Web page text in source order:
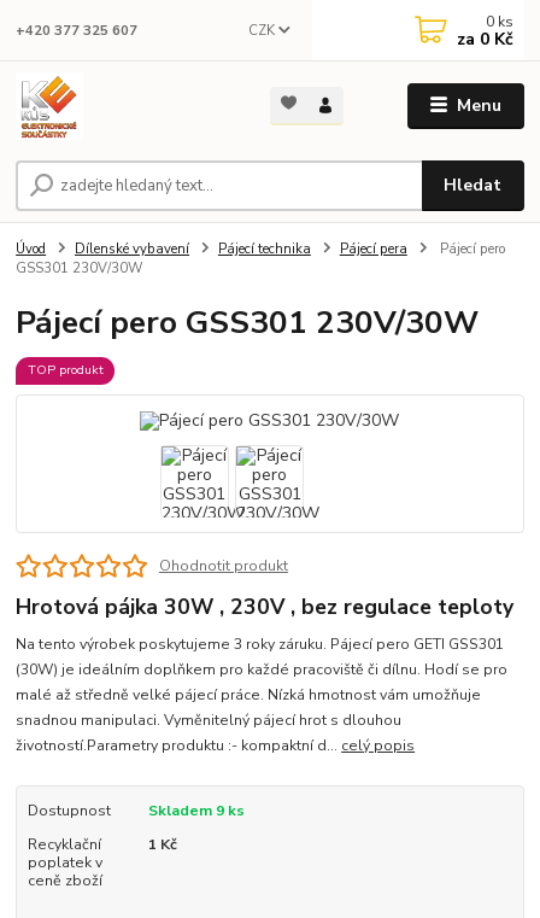
Menu
CZK
Hledat
+420 377 325 607 0 ks
za 0 Kč
Úvod Dílenské vybavení Pájecí technika Pájecí pera
Pájecí pero
GSS301 230V/30W
Pájecí pero GSS301 230V/30W
TOP produkt
Ohodnotit produkt
Hrotová pájka 30W , 230V , bez regulace teploty
Na tento výrobek poskytujeme 3 roky záruku. Pájecí pero GETI GSS301
(30W) je ideálním doplňkem pro každé pracoviště či dílnu. Hodí se pro
malé až středně velké pájecí práce. Nízká hmotnost vám umožňuje
snadnou manipulaci. Vyměnitelný pájecí hrot s dlouhou
životností.Parametry produktu :- kompaktní d... celý popis
Dostupnost
Skladem 9 ks
Recyklační
poplatek v
ceně zboží
1 Kč